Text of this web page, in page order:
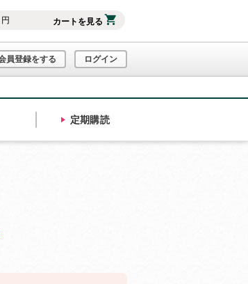
カートを見る
員登録をする ログイン
定期購読